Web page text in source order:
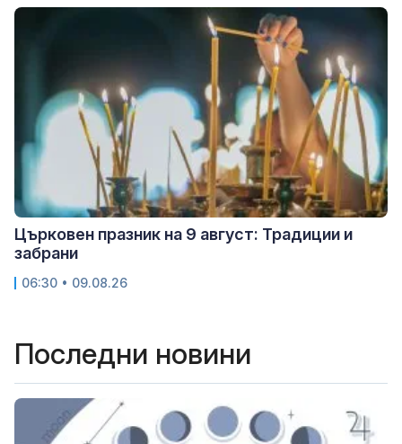
Църковен празник на 9 август: Традиции и
забрани
06:30 • 09.08.26
Последни новини